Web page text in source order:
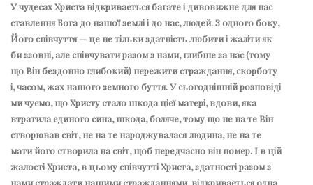
У чудесах Христа відкривається багате і дивовижне для нас
ставлення Бога до нашої землі і до нас, людей. З одного боку,
Його співчуття — це не тільки здатність любити і жаліти як
би ззовні, але співчувати разом з нами, глибше за нас (тому
що Він бездонно глибокий) пережити страждання, скорботу
і, часом, жах нашого земного буття. У сьогоднішній розповіді
ми чуємо, що Христу стало шкода цієї матері, вдови, яка
втратила єдиного сина, шкода, боляче, тому що не на те Він
створював світ, не на те народжувалася людина, не на те
мати його створила на світ, щоб передчасно він помер. І в цій
жалості Христа, в цьому співчутті Христа, здатності разом з